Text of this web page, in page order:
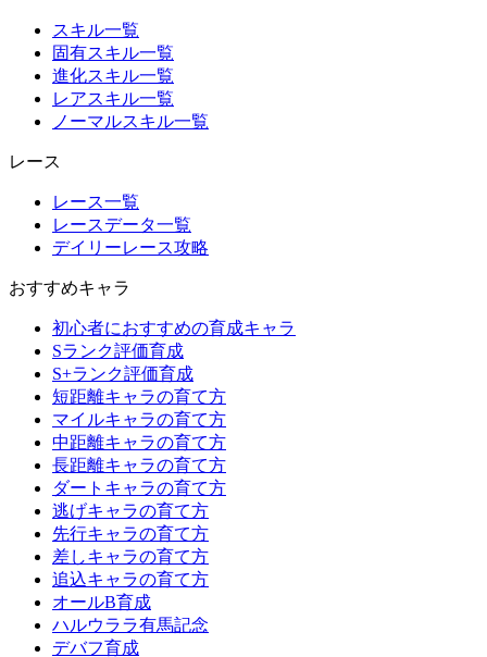
スキル一覧
固有スキル一覧
進化スキル一覧
レアスキル一覧
ノーマルスキル一覧
レース
レース一覧
レースデータ一覧
デイリーレース攻略
おすすめキャラ
初心者におすすめの育成キャラ
Sランク評価育成
S+ランク評価育成
短距離キャラの育て方
マイルキャラの育て方
中距離キャラの育て方
長距離キャラの育て方
ダートキャラの育て方
逃げキャラの育て方
先行キャラの育て方
差しキャラの育て方
追込キャラの育て方
オールB育成
ハルウララ有馬記念
デバフ育成